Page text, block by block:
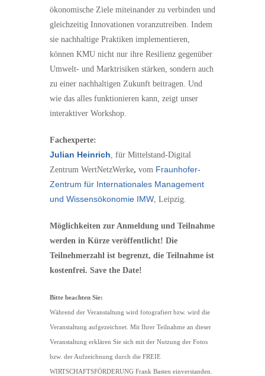
ökonomische Ziele miteinander zu verbinden und
gleichzeitig Innovationen voranzutreiben. Indem
sie nachhaltige Praktiken implementieren,
können KMU nicht nur ihre Resilienz gegenüber
Umwelt- und Marktrisiken stärken, sondern auch
zu einer nachhaltigen Zukunft beitragen. Und
wie das alles funktionieren kann, zeigt unser
interaktiver Workshop.
Fachexperte:
Julian Heinrich , für Mittelstand-Digital
Zentrum WertNetzWerke, vom Fraunhofer-
Zentrum für Internationales Management
und Wissensökonomie IMW , Leipzig.
Möglichkeiten zur Anmeldung und Teilnahme
werden in Kürze veröffentlicht! Die
Teilnehmerzahl ist begrenzt, die Teilnahme ist
kostenfrei. Save the Date!
Bitte beachten Sie:
Während der Veranstaltung wird fotografiert bzw. wird die
Veranstaltung aufgezeichnet. Mit Ihrer Teilnahme an dieser
Veranstaltung erklären Sie sich mit der Nutzung der Fotos
bzw. der Aufzeichnung durch die FREIE
WIRTSCHAFTSFÖRDERUNG Frank Basten einverstanden.